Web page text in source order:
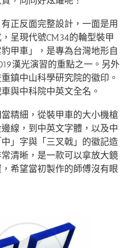
正反面完整設計，一面是用
呈現代號CM34的輪型裝甲
甲車」，是專為台灣地形自
漢光演習的重點之一。另外
鎮中山科學研究院的徽印。
與中科院中英文全名。
精細，從裝甲車的大小機槍
線，到中英文字體，以及中
」字與「三叉戟」的徽記造
清晰，是一款可以拿放大鏡
希望當初製作的師傅沒有眼